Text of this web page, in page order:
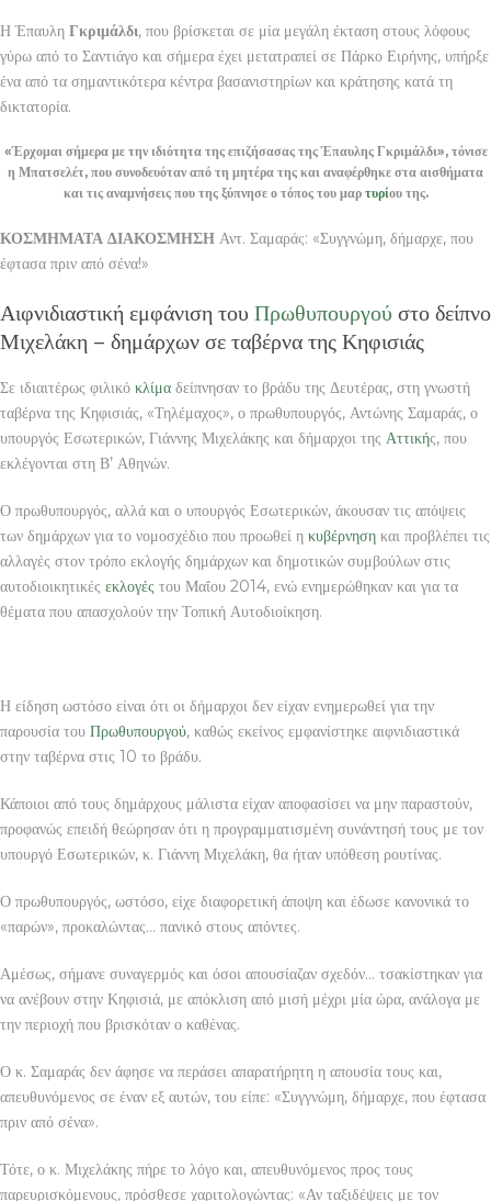
Η Έπαυλη Γκριμάλδι, που βρίσκεται σε μία μεγάλη έκταση στους λόφους
γύρω από το Σαντιάγο και σήμερα έχει μετατραπεί σε Πάρκο Ειρήνης, υπήρξε
ένα από τα σημαντικότερα κέντρα βασανιστηρίων και κράτησης κατά τη
δικτατορία.
«Έρχομαι σήμερα με την ιδιότητα της επιζήσασας της Έπαυλης Γκριμάλδι», τόνισε
η Μπατσελέτ, που συνοδευόταν από τη μητέρα της και αναφέρθηκε στα αισθήματα
και τις αναμνήσεις που της ξύπνησε ο τόπος του μαρ τυρίου της.
ΚΟΣΜΗΜΑΤΑ ΔΙΑΚΟΣΜΗΣΗ Αντ. Σαμαράς: «Συγγνώμη, δήμαρχε, που
έφτασα πριν από σένα!»
Αιφνιδιαστική εμφάνιση του Πρωθυπουργού στο δείπνο
Μιχελάκη – δημάρχων σε ταβέρνα της Κηφισιάς
Σε ιδιαιτέρως φιλικό κλίμα δείπνησαν το βράδυ της Δευτέρας, στη γνωστή
ταβέρνα της Κηφισιάς, «Τηλέμαχος», ο πρωθυπουργός, Αντώνης Σαμαράς, ο
υπουργός Εσωτερικών, Γιάννης Μιχελάκης και δήμαρχοι της Αττικής, που
εκλέγονται στη Β’ Αθηνών.
Ο πρωθυπουργός, αλλά και ο υπουργός Εσωτερικών, άκουσαν τις απόψεις
των δημάρχων για το νομοσχέδιο που προωθεί η κυβέρνηση και προβλέπει τις
αλλαγές στον τρόπο εκλογής δημάρχων και δημοτικών συμβούλων στις
αυτοδιοικητικές εκλογές του Μαΐου 2014, ενώ ενημερώθηκαν και για τα
θέματα που απασχολούν την Τοπική Αυτοδιοίκηση.
Η είδηση ωστόσο είναι ότι οι δήμαρχοι δεν είχαν ενημερωθεί για την
παρουσία του Πρωθυπουργού, καθώς εκείνος εμφανίστηκε αιφνιδιαστικά
στην ταβέρνα στις 10 το βράδυ.
Κάποιοι από τους δημάρχους μάλιστα είχαν αποφασίσει να μην παραστούν,
προφανώς επειδή θεώρησαν ότι η προγραμματισμένη συνάντησή τους με τον
υπουργό Εσωτερικών, κ. Γιάννη Μιχελάκη, θα ήταν υπόθεση ρουτίνας.
Ο πρωθυπουργός, ωστόσο, είχε διαφορετική άποψη και έδωσε κανονικά το
«παρών», προκαλώντας… πανικό στους απόντες.
Αμέσως, σήμανε συναγερμός και όσοι απουσίαζαν σχεδόν… τσακίστηκαν για
να ανέβουν στην Κηφισιά, με απόκλιση από μισή μέχρι μία ώρα, ανάλογα με
την περιοχή που βρισκόταν ο καθένας.
Ο κ. Σαμαράς δεν άφησε να περάσει απαρατήρητη η απουσία τους και,
απευθυνόμενος σε έναν εξ αυτών, του είπε: «Συγγνώμη, δήμαρχε, που έφτασα
πριν από σένα».
Τότε, ο κ. Μιχελάκης πήρε το λόγο και, απευθυνόμενος προς τους
παρευρισκόμενους, πρόσθεσε χαριτολογώντας: «Αν ταξιδέψεις με τον